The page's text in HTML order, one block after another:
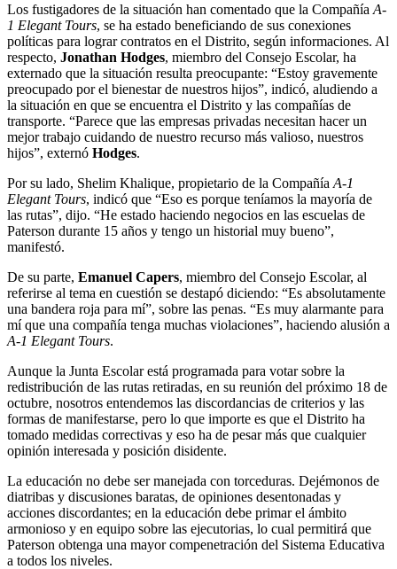
Los fustigadores de la situación han comentado que la Compañía A-
1 Elegant Tours, se ha estado beneficiando de sus conexiones
políticas para lograr contratos en el Distrito, según informaciones. Al
respecto, Jonathan Hodges, miembro del Consejo Escolar, ha
externado que la situación resulta preocupante: “Estoy gravemente
preocupado por el bienestar de nuestros hijos”, indicó, aludiendo a
la situación en que se encuentra el Distrito y las compañías de
transporte. “Parece que las empresas privadas necesitan hacer un
mejor trabajo cuidando de nuestro recurso más valioso, nuestros
hijos”, externó Hodges.
Por su lado, Shelim Khalique, propietario de la Compañía A-1
Elegant Tours, indicó que “Eso es porque teníamos la mayoría de
las rutas”, dijo. “He estado haciendo negocios en las escuelas de
Paterson durante 15 años y tengo un historial muy bueno”,
manifestó.
De su parte, Emanuel Capers, miembro del Consejo Escolar, al
referirse al tema en cuestión se destapó diciendo: “Es absolutamente
una bandera roja para mí”, sobre las penas. “Es muy alarmante para
mí que una compañía tenga muchas violaciones”, haciendo alusión a
A-1 Elegant Tours.
Aunque la Junta Escolar está programada para votar sobre la
redistribución de las rutas retiradas, en su reunión del próximo 18 de
octubre, nosotros entendemos las discordancias de criterios y las
formas de manifestarse, pero lo que importe es que el Distrito ha
tomado medidas correctivas y eso ha de pesar más que cualquier
opinión interesada y posición disidente.
La educación no debe ser manejada con torceduras. Dejémonos de
diatribas y discusiones baratas, de opiniones desentonadas y
acciones discordantes; en la educación debe primar el ámbito
armonioso y en equipo sobre las ejecutorias, lo cual permitirá que
Paterson obtenga una mayor compenetración del Sistema Educativa
a todos los niveles.